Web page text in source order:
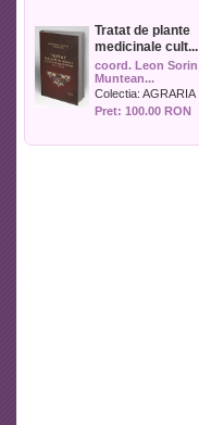
Muzica
Pedagogie
Politica
Psihologie
Sport
Tratat de plante
medicinale cult...
coord. Leon Sorin
Muntean...
Colectia: AGRARIA
Pret: 100.00 RON